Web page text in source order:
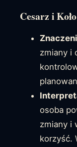
Cesarz i
zmiany i
osoba
zmiany i
korzyść.